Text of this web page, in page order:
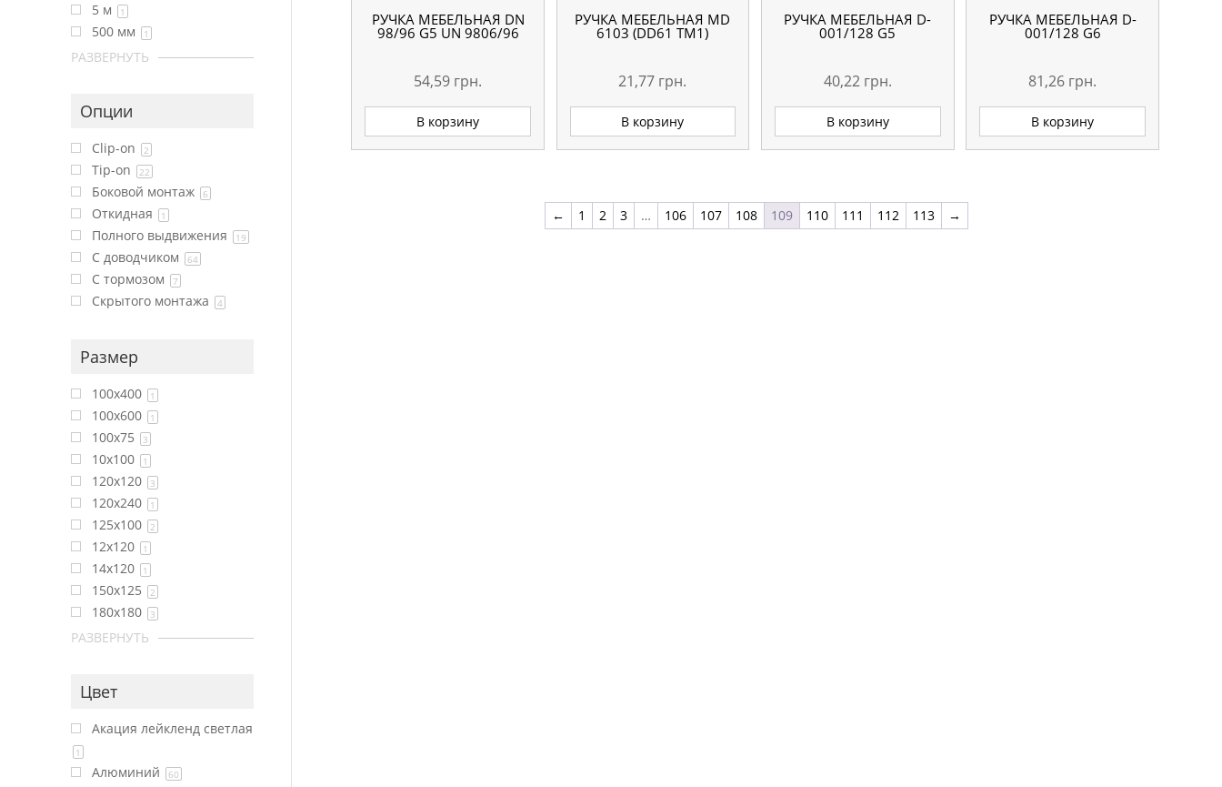
РУЧКА МЕБЕЛЬНАЯ DN
98/96 G5 UN 9806/96
54,59 грн.
В корзину
РУЧКА МЕБЕЛЬНАЯ MD
6103 (DD61 TM1)
21,77 грн.
В корзину
РУЧКА МЕБЕЛЬНАЯ D-
001/128 G5
40,22 грн.
В корзину
РУЧКА МЕБЕЛЬНАЯ D-
001/128 G6
81,26 грн.
В корзину
← 1 2 3 … 106 107 108 109 110 111 112 113 →
5 м 1
500 мм 1
РАЗВЕРНУТЬ
Опции
Clip-on 2
Tip-on 22
Боковой монтаж 6
Откидная 1
Полного выдвижения 19
С доводчиком 64
С тормозом 7
Скрытого монтажа 4
Размер
100x400 1
100x600 1
100x75 3
10x100 1
120x120 3
120x240 1
125x100 2
12x120 1
14x120 1
150x125 2
180x180 3
РАЗВЕРНУТЬ
Цвет
Акация лейкленд светлая
1
Алюминий 60